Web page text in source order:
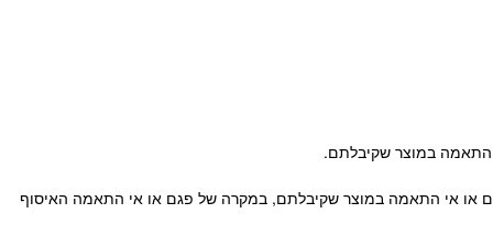
התאמה במוצר שקיבלתם.
למעט במקרים שיש פגם או אי התאמה במוצר שקיבלתם, במקרה של פגם או אי התאמה האיסוף